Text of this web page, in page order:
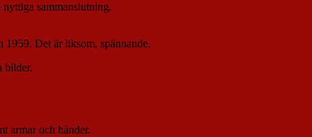
sammanslutning.
1959. Det är liksom, spännande.
bilder.
armar och händer.